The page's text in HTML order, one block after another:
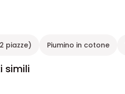
piazze) Piumino in cotone
simili